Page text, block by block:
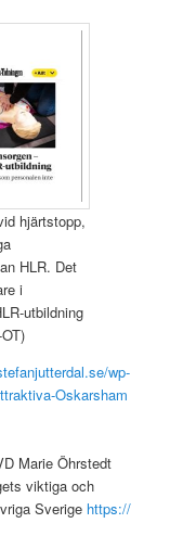
hjärtstopp,
HLR. Det
i
utbildning
wp-
Oskarsham
Marie Öhrstedt
viktiga och
Sverige https://